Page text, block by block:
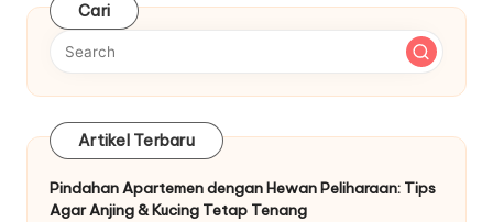
Cari
Artikel Terbaru
Pindahan Apartemen dengan Hewan Peliharaan: Tips
Agar Anjing & Kucing Tetap Tenang